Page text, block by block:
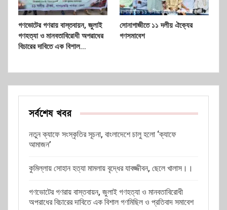
গণভোটের গণরায় বাস্তবায়ন, জুলাই
গণহত্যা ও মানবতাবিরোধী অপরাধের
বিচারের দাবিতে এক বিশাল…
সোনাগাজীতে ১১ দলীয় ঐক্যের
গণসমাবেশ
সর্বশেষ খবর
নতুন ক্যাফে সংস্কৃতির সূচনা, বাংলাদেশে চালু হলো ‘ক্যাফে
আমাজন’
কুমিল্লায় সোহান হত্যা মামলায় বৃদ্ধের যাবজ্জীবন, ছেলে খালাস।।
গণভোটের গণরায় বাস্তবায়ন, জুলাই গণহত্যা ও মানবতাবিরোধী
অপরাধের বিচারের দাবিতে এক বিশাল গণমিছিল ও প্রতিবাদ সমাবেশ